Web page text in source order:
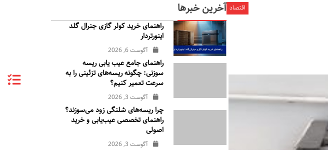
اقتصاد آخرین خبرها
راهنمای خرید کولر گازی جنرال‌ گلد
اینورتر‌دار
آگوست 6, 2026
راهنمای جامع عیب یابی ریسه
سوزنی: چگونه ریسه‌های تزئینی را به
سرعت تعمیر کنیم؟
آگوست 3, 2026
چرا ریسه‌های شلنگی زود می‌سوزند؟
راهنمای تخصصی عیب‌یابی و خرید
اصولی
آگوست 3, 2026